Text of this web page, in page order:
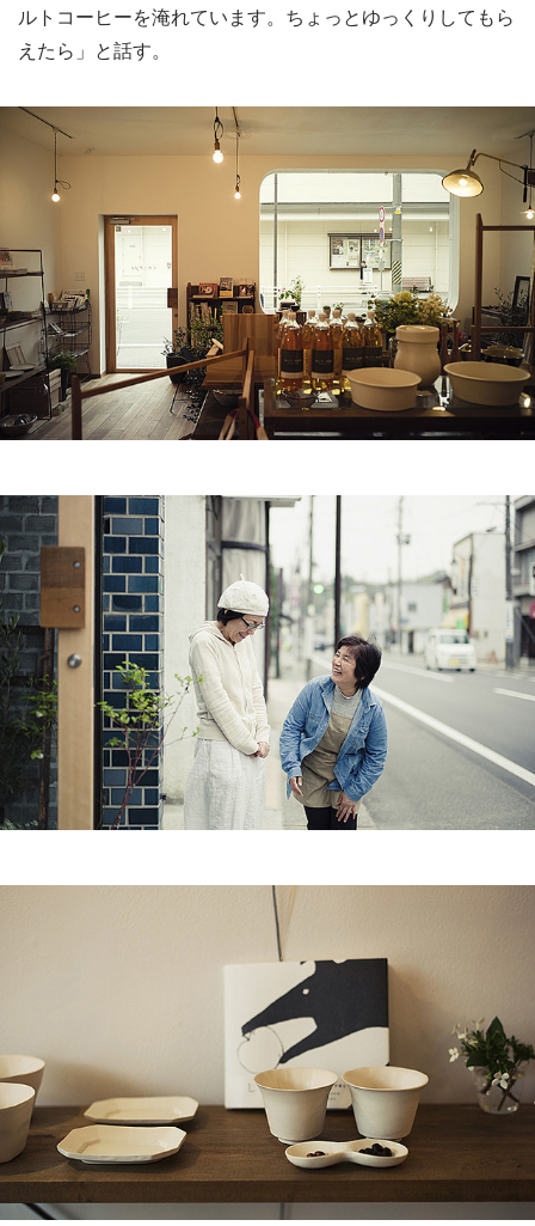
ルトコーヒーを淹れています。ちょっとゆっくりしてもら
えたら」と話す。